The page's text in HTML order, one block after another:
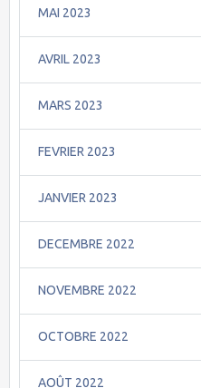
MAI 2023
AVRIL 2023
MARS 2023
FEVRIER 2023
JANVIER 2023
DECEMBRE 2022
NOVEMBRE 2022
OCTOBRE 2022
AOÛT 2022